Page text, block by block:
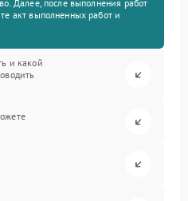
Далее, после выполнения работ
акт выполненных работ и
и какой